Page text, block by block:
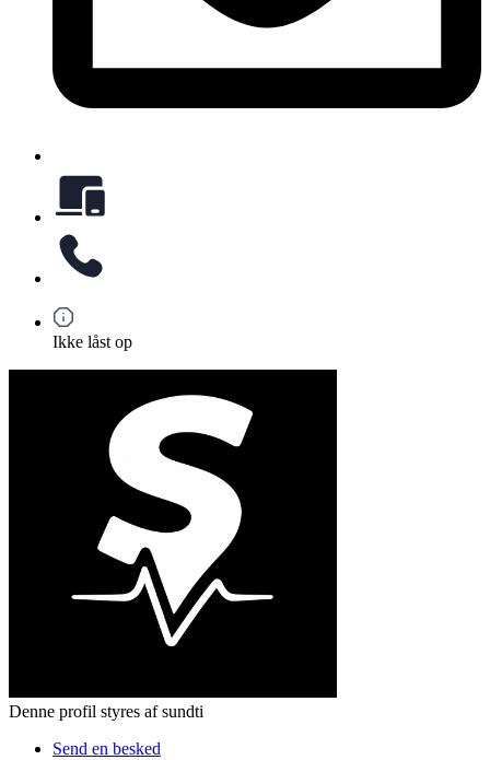
Ikke låst op
Denne profil styres af sundti
Send en besked